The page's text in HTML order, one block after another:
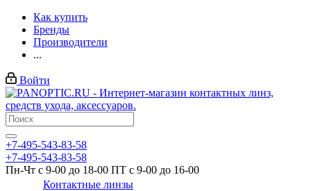
Как купить
Бренды
Производители
...
Войти
+7-495-543-83-58
+7-495-543-83-58
Пн-Чт с 9-00 до 18-00 ПТ с 9-00 до 16-00
Контактные линзы